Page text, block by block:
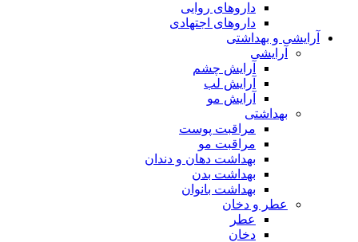
داروهای روایی
داروهای اجتهادی
آرایشی و بهداشتی
آرایشی
آرایش چشم
آرایش لب
آرایش مو
بهداشتی
مراقبت پوست
مراقبت مو
بهداشت دهان و دندان
بهداشت بدن
بهداشت بانوان
عطر و دخان
عطر
دخان